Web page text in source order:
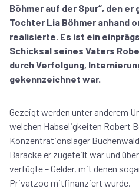
Böhmer auf der Spur“, den
Tochter Lia Böhmer anhand
realisierte. Es ist ein
Schicksal seines Vaters
durch Verfolgung,
gekennzeichnet war.
Gezeigt werden unter anderem
welchen Habseligkeiten Robert
Konzentrationslager
Baracke er zugeteilt war und
verfügte – Gelder, mit denen
Privatzoo mitfinanziert wurde.